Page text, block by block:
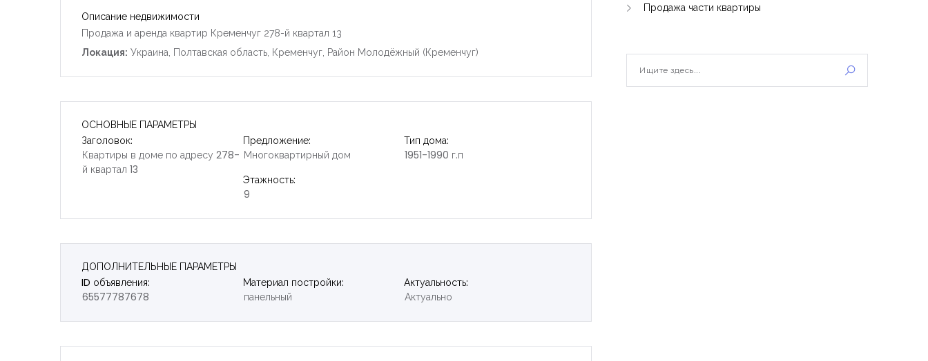
Описание недвижимости
Продажа и аренда квартир Кременчуг 278-й квартал 13
Локация: Украина, Полтавская область, Кременчуг, Район Молодёжный (Кременчуг)
ОСНОВНЫЕ ПАРАМЕТРЫ
Заголовок:
Квартиры в доме по адресу 278-
й квартал 13
Предложение:
Многоквартирный дом
Тип дома:
1951-1990 г.п
Этажность:
9
ДОПОЛНИТЕЛЬНЫЕ ПАРАМЕТРЫ
ID объявления:
65577787678
Материал постройки:
панельный
Актуальность:
Актуально
Продажа части квартиры